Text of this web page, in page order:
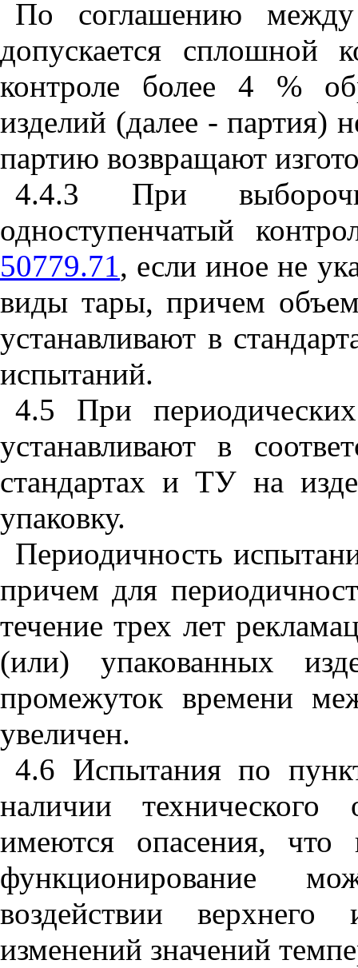
По соглашению между
допускается сплошной
контроле более 4 %
изделий (далее - партия)
партию возвращают
4.4.3 При
одноступенчатый
50779.71, если иное не
виды тары, причем
устанавливают в
испытаний.
4.5 При
устанавливают в
стандартах и ТУ на
упаковку.
Периодичность
причем для
течение трех лет
(или) упакованных
промежуток времени
увеличен.
4.6 Испытания по
наличии
имеются опасения, что
функционирование
воздействии
изменений значений